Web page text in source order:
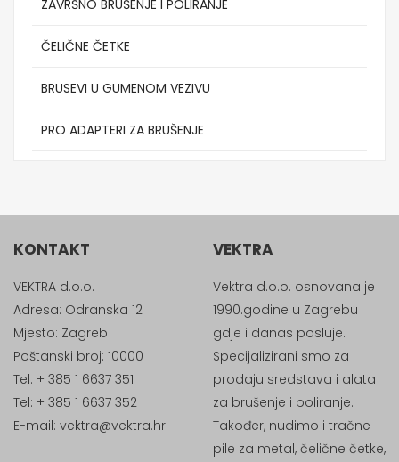
ZAVRŠNO BRUŠENJE I POLIRANJE
ČELIČNE ČETKE
BRUSEVI U GUMENOM VEZIVU
PRO ADAPTERI ZA BRUŠENJE
KONTAKT
VEKTRA d.o.o.
Adresa: Odranska 12
Mjesto: Zagreb
Poštanski broj: 10000
Tel: + 385 1 6637 351
Tel: + 385 1 6637 352
E-mail: vektra@vektra.hr
VEKTRA
Vektra d.o.o. osnovana je
1990.godine u Zagrebu
gdje i danas posluje.
Specijalizirani smo za
prodaju sredstava i alata
za brušenje i poliranje.
Također, nudimo i tračne
pile za metal, čelične četke,